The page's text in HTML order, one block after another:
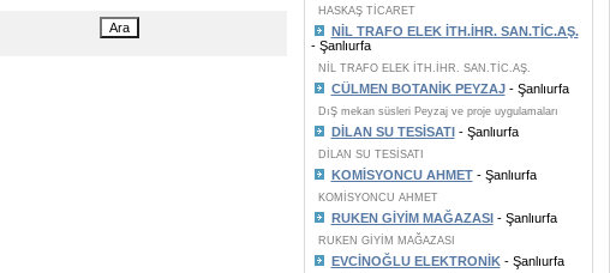
HASKAŞ TİCARET
NİL TRAFO ELEK İTH.İHR. SAN.TİC.AŞ.
- Şanlıurfa
NİL TRAFO ELEK İTH.İHR. SAN.TİC.AŞ.
CÜLMEN BOTANİK PEYZAJ- Şanlıurfa
DıŞ mekan süsleri Peyzaj ve proje uygulamaları
DİLAN SU TESİSATI- Şanlıurfa
DİLAN SU TESİSATI
KOMİSYONCU AHMET- Şanlıurfa
KOMİSYONCU AHMET
RUKEN GİYİM MAĞAZASI- Şanlıurfa
RUKEN GİYİM MAĞAZASI
EVCİNOĞLU ELEKTRONİK- Şanlıurfa